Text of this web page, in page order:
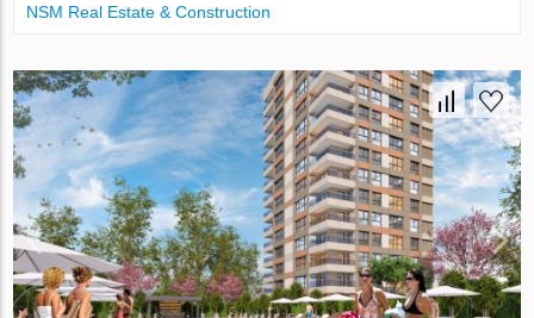
NSM Real Estate & Construction